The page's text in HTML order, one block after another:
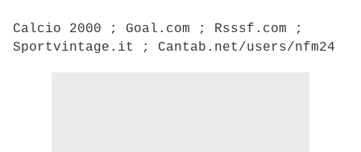
Calcio 2000 ; Goal.com ; Rsssf.com ;
Sportvintage.it ; Cantab.net/users/nfm24